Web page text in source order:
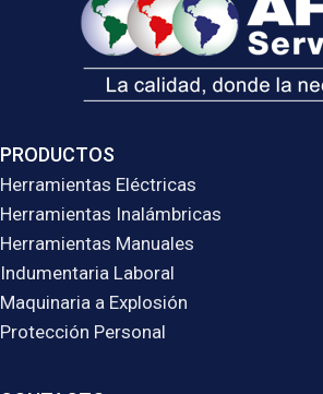
PRODUCTOS
Herramientas Eléctricas
Herramientas Inalámbricas
Herramientas Manuales
Indumentaria Laboral
Maquinaria a Explosión
Protección Personal